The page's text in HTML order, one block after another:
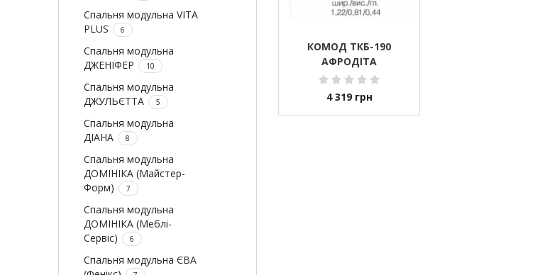
Спальня модульна VITA
PLUS
6
Спальня модульна
ДЖЕНІФЕР
10
Спальня модульна
ДЖУЛЬЄТТА
5
Спальня модульна
ДІАНА
8
Спальня модульна
ДОМІНІКА (Майстер-
Форм)
7
Спальня модульна
ДОМІНІКА (Меблі-
Сервіс)
6
Спальня модульна ЄВА
КОМОД ТКБ-190
АФРОДІТА
4 319 грн